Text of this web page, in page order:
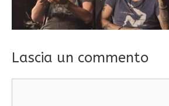
Lascia un commento